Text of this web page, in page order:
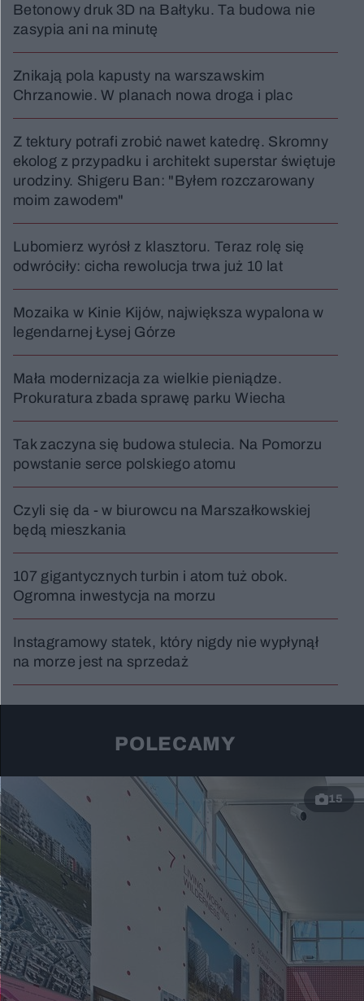
Betonowy druk 3D na Bałtyku. Ta budowa nie
zasypia ani na minutę
Znikają pola kapusty na warszawskim
Chrzanowie. W planach nowa droga i plac
Z tektury potrafi zrobić nawet katedrę. Skromny
ekolog z przypadku i architekt superstar świętuje
urodziny. Shigeru Ban: "Byłem rozczarowany
moim zawodem"
Lubomierz wyrósł z klasztoru. Teraz rolę się
odwróciły: cicha rewolucja trwa już 10 lat
Mozaika w Kinie Kijów, największa wypalona w
legendarnej Łysej Górze
Mała modernizacja za wielkie pieniądze.
Prokuratura zbada sprawę parku Wiecha
Tak zaczyna się budowa stulecia. Na Pomorzu
powstanie serce polskiego atomu
Czyli się da - w biurowcu na Marszałkowskiej
będą mieszkania
107 gigantycznych turbin i atom tuż obok.
Ogromna inwestycja na morzu
Instagramowy statek, który nigdy nie wypłynął
na morze jest na sprzedaż
POLECAMY
15